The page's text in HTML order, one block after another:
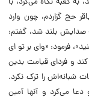
حج گزاردم، چون‏ وارد
صدایش بلند شد، گفتم:
فرمود: «واى بر تو اى
و فرداى قیامت‏ بدین
را ترک نکرد.
مى‌کرد و آنها آمین